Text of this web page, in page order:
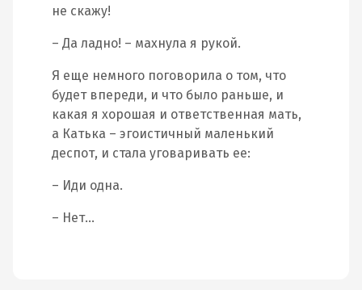
не скажу!
– Да ладно! – махнула я рукой.
Я еще немного поговорила о том, что
будет впереди, и что было раньше, и
какая я хорошая и ответственная мать,
а Катька – эгоистичный маленький
деспот, и стала уговаривать ее:
– Иди одна.
– Нет…